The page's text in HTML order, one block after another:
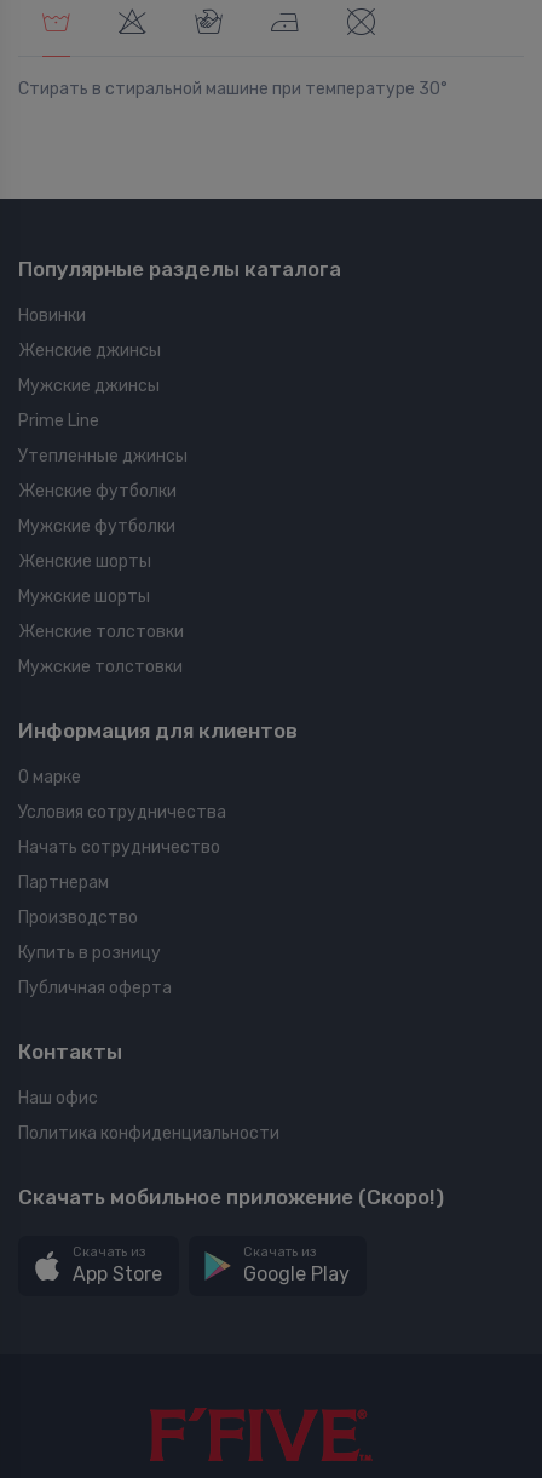
Стирать в стиральной машине при температуре 30°
Популярные разделы каталога
Новинки
Женские джинсы
Мужские джинсы
Prime Line
Утепленные джинсы
Женские футболки
Мужские футболки
Женские шорты
Мужские шорты
Женские толстовки
Мужские толстовки
Информация для клиентов
О марке
Условия сотрудничества
Начать сотрудничество
Партнерам
Производство
Купить в розницу
Публичная оферта
Контакты
Наш офис
Политика конфиденциальности
Скачать мобильное приложение (Скоро!)
Скачать из
App Store
Скачать из
Google Play